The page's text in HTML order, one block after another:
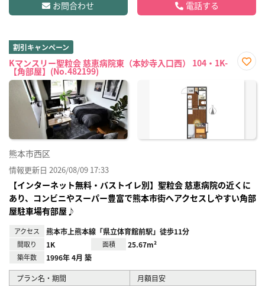
お問合わせ 電話する
割引キャンペーン
Kマンスリー聖粒会 慈恵病院東（本妙寺入口西） 104・1K-
【角部屋】(No.482199)
に入
熊本市西区
情報更新日 2026/08/09 17:33
【インターネット無料・バストイレ別】聖粒会 慈恵病院の近くに
あり、コンビニやスーパー豊富で熊本市街へアクセスしやすい角部
屋駐車場有部屋♪
アクセス 熊本市上熊本線「県立体育館前駅」徒歩11分
間取り 1K 面積 25.67m²
築年数 1996年 4月 築
プラン名・期間
月額目安